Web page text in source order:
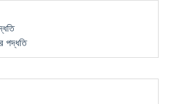
পদ্ধতি